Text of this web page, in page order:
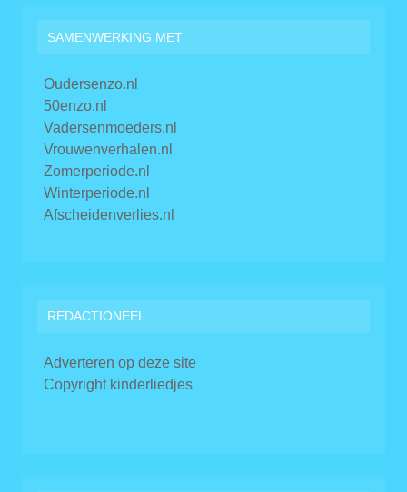
SAMENWERKING MET
Oudersenzo.nl
50enzo.nl
Vadersenmoeders.nl
Vrouwenverhalen.nl
Zomerperiode.nl
Winterperiode.nl
Afscheidenverlies.nl
REDACTIONEEL
Adverteren op deze site
Copyright kinderliedjes